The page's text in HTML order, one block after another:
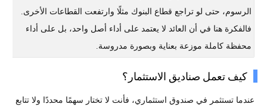
الرسوم، حتى لو تراجع قطاع البنوك مثلًا وارتفعت القطاعات الأخرى.
فالفكرة هنا في أن العائد لا يعتمد على أداء أصل واحد، بل على أداء
محفظة كاملة موزعة بعناية وبصورة مدروسة.
كيف تعمل صناديق الاستثمار؟
عندما تستثمر في صندوق استثماري، فأنت لا تختار سهمًا محددًا ولا تتابع